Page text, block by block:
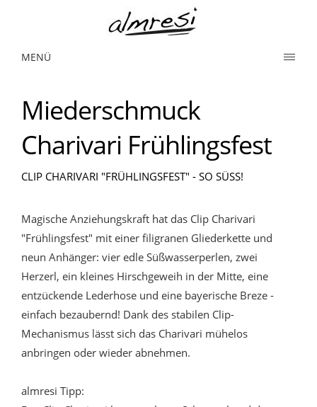
MENÜ
Miederschmuck
Charivari Frühlingsfest
CLIP CHARIVARI "FRÜHLINGSFEST" - SO SÜSS!
Magische Anziehungskraft hat das Clip Charivari
"Frühlingsfest" mit einer filigranen Gliederkette und
neun Anhänger: vier edle Süßwasserperlen, zwei
Herzerl, ein kleines Hirschgeweih in der Mitte, eine
entzückende Lederhose und eine bayerische Breze -
einfach bezaubernd! Dank des stabilen Clip-
Mechanismus lässt sich das Charivari mühelos
anbringen oder wieder abnehmen.
almresi Tipp: